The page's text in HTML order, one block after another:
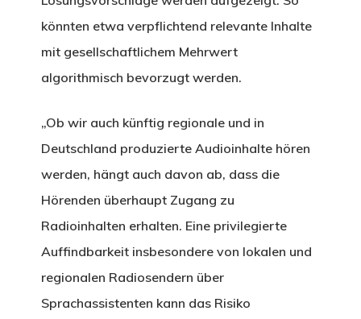
könnten etwa verpflichtend relevante Inhalte
mit gesellschaftlichem Mehrwert
algorithmisch bevorzugt werden.
„Ob wir auch künftig regionale und in
Deutschland produzierte Audioinhalte hören
werden, hängt auch davon ab, dass die
Hörenden überhaupt Zugang zu
Radioinhalten erhalten. Eine privilegierte
Auffindbarkeit insbesondere von lokalen und
regionalen Radiosendern über
Sprachassistenten kann das Risiko